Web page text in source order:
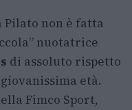
non è fatta
nuotatrice
di assoluto rispetto
età.
Fimco Sport,